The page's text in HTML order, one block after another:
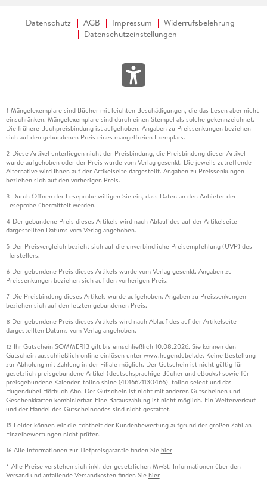
Datenschutz AGB Impressum
Widerrufsbelehrung
Datenschutzeinstellungen
1 Mängelexemplare sind Bücher mit leichten Beschädigungen, die das Lesen aber nicht
einschränken. Mängelexemplare sind durch einen Stempel als solche gekennzeichnet.
Die frühere Buchpreisbindung ist aufgehoben. Angaben zu Preissenkungen beziehen
sich auf den gebundenen Preis eines mangelfreien Exemplars.
2 Diese Artikel unterliegen nicht der Preisbindung, die Preisbindung dieser Artikel
wurde aufgehoben oder der Preis wurde vom Verlag gesenkt. Die jeweils zutreffende
Alternative wird Ihnen auf der Artikelseite dargestellt. Angaben zu Preissenkungen
beziehen sich auf den vorherigen Preis.
3 Durch Öffnen der Leseprobe willigen Sie ein, dass Daten an den Anbieter der
Leseprobe übermittelt werden.
4 Der gebundene Preis dieses Artikels wird nach Ablauf des auf der Artikelseite
dargestellten Datums vom Verlag angehoben.
5 Der Preisvergleich bezieht sich auf die unverbindliche Preisempfehlung (UVP) des
Herstellers.
6 Der gebundene Preis dieses Artikels wurde vom Verlag gesenkt. Angaben zu
Preissenkungen beziehen sich auf den vorherigen Preis.
7 Die Preisbindung dieses Artikels wurde aufgehoben. Angaben zu Preissenkungen
beziehen sich auf den letzten gebundenen Preis.
8 Der gebundene Preis dieses Artikels wird nach Ablauf des auf der Artikelseite
dargestellten Datums vom Verlag angehoben.
12 Ihr Gutschein SOMMER13 gilt bis einschließlich 10.08.2026. Sie können den
Gutschein ausschließlich online einlösen unter www.hugendubel.de. Keine Bestellung
zur Abholung mit Zahlung in der Filiale möglich. Der Gutschein ist nicht gültig für
gesetzlich preisgebundene Artikel (deutschsprachige Bücher und eBooks) sowie für
preisgebundene Kalender, tolino shine (4016621130466), tolino select und das
Hugendubel Hörbuch Abo. Der Gutschein ist nicht mit anderen Gutscheinen und
Geschenkkarten kombinierbar. Eine Barauszahlung ist nicht möglich. Ein Weiterverkauf
und der Handel des Gutscheincodes sind nicht gestattet.
15 Leider können wir die Echtheit der Kundenbewertung aufgrund der großen Zahl an
Einzelbewertungen nicht prüfen.
16 Alle Informationen zur Tiefpreisgarantie finden Sie hier
* Alle Preise verstehen sich inkl. der gesetzlichen MwSt. Informationen über den
Versand und anfallende Versandkosten finden Sie hier